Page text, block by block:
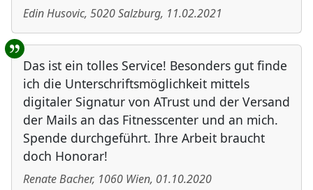
Edin Husovic, 5020Salzburg, 11.02.2021
Das ist ein tolles Service! Besonders gut finde
ich die Unterschriftsmöglichkeit mittels
digitaler Signatur von ATrust und der Versand
der Mails an das Fitnesscenter und an mich.
Spende durchgeführt. Ihre Arbeit braucht
doch Honorar!
Renate Bacher, 1060 Wien, 01.10.2020